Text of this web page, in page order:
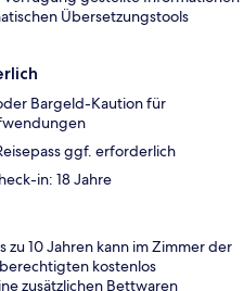
Übersetzungstools
Bargeld-Kaution für
ggf. erforderlich
in: 18 Jahre
zu 10 Jahren kann im Zimmer der
kostenlos
zusätzlichen Bettwaren